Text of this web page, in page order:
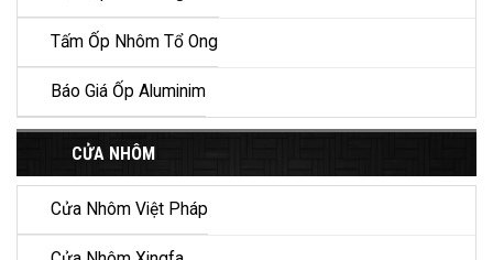
Tấm Ốp Nhôm Tổ Ong
Báo Giá Ốp Aluminim
CỬA NHÔM
Cửa Nhôm Việt Pháp